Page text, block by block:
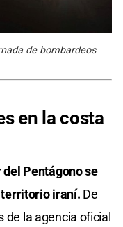
de bombardeos
en la costa
Pentágono se
territorio iraní. De
de la agencia oficial